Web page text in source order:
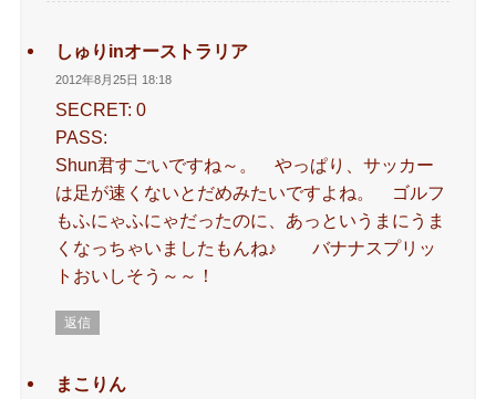
しゅりinオーストラリア
2012年8月25日 18:18
SECRET: 0
PASS:
Shun君すごいですね～。 やっぱり、サッカー
は足が速くないとだめみたいですよね。 ゴルフ
もふにゃふにゃだったのに、あっというまにうま
くなっちゃいましたもんね♪ バナナスプリッ
トおいしそう～～！
返信
まこりん